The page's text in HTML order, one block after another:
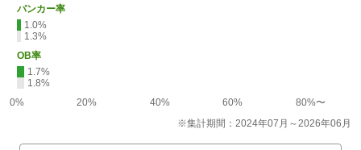
バンカー率
1.0%
1.3%
OB率
1.7%
1.8%
0%
20% 40% 60%
80%〜
※集計期間：2024年07月～2026年06月